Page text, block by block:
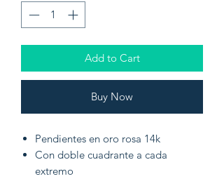
Add to Cart
Buy Now
Pendientes en oro rosa 14k
Con doble cuadrante a cada
extremo